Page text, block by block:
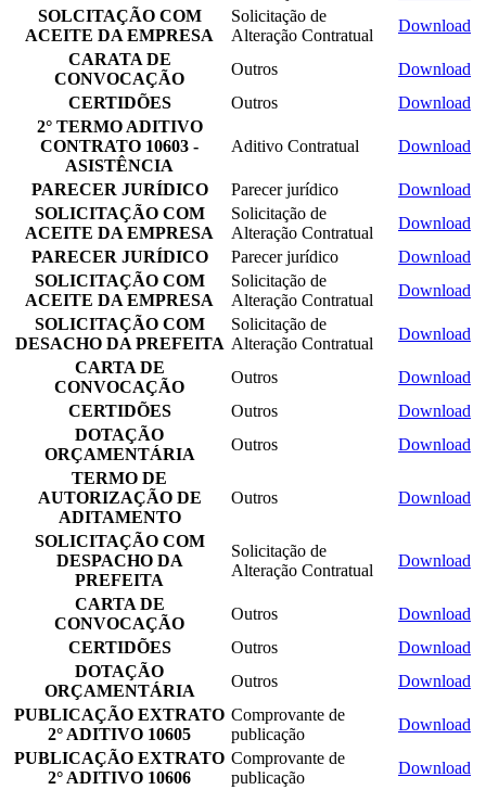
SOLCITAÇÃO COM
ACEITE DA EMPRESA
Solicitação de
Alteração Contratual
Download
CARATA DE
CONVOCAÇÃO
Outros
Download
CERTIDÕES
Outros
Download
2° TERMO ADITIVO
CONTRATO 10603 -
ASISTÊNCIA
Aditivo Contratual Download
PARECER JURÍDICO Parecer jurídico
Download
SOLICITAÇÃO COM
ACEITE DA EMPRESA
Solicitação de
Alteração Contratual
Download
PARECER JURÍDICO
Parecer jurídico
Download
SOLICITAÇÃO COM
ACEITE DA EMPRESA
Solicitação de
Alteração Contratual
Download
SOLICITAÇÃO COM
DESACHO DA PREFEITA
Solicitação de
Alteração Contratual
Download
CARTA DE
CONVOCAÇÃO
Outros
Download
CERTIDÕES
Outros
Download
DOTAÇÃO
ORÇAMENTÁRIA
Outros
Download
TERMO DE
AUTORIZAÇÃO DE
ADITAMENTO
Outros Download
SOLICITAÇÃO COM
DESPACHO DA
PREFEITA
Solicitação de
Alteração Contratual
Download
CARTA DE
CONVOCAÇÃO
Outros
Download
CERTIDÕES
Outros
Download
DOTAÇÃO
ORÇAMENTÁRIA
Outros
Download
PUBLICAÇÃO EXTRATO
2° ADITIVO 10605
Comprovante de
publicação
Download
PUBLICAÇÃO EXTRATO
2° ADITIVO 10606
Comprovante de
publicação
Download